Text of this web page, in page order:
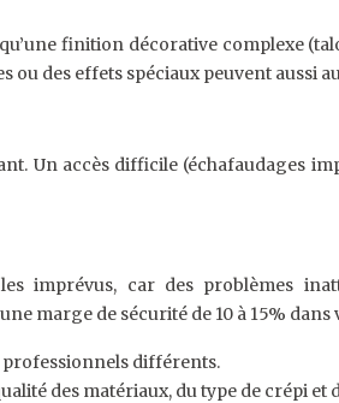
finition décorative complexe
des effets spéciaux peuvent aussi
Un accès difficile (échafaudages
car des problèmes
marge de sécurité de 10 à 15%
professionnels différents.
des matériaux, du type de crépi et